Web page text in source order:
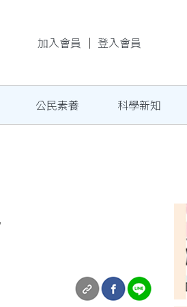
加入會員 ｜ 登入會員
公民素養 科學新知